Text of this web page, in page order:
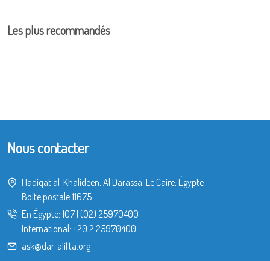
Les plus recommandés
Nous contacter
Hadiqat al-Khalideen, Al Darassa, Le Caire, Égypte
Boîte postale 11675
En Égypte: 107| (02) 25970400
International: +20 2 25970400
ask@dar-alifta.org